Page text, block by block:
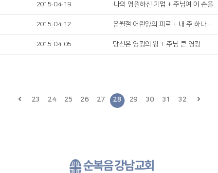
2015-04-19 나의 영원하신 기업 + 주님여 이 손을
2015-04-12 유월절 어린양의 피로 + 내 주 하나님 넓고 큰 은혜는
2015-04-05 당신은 영광의 왕 + 주님 큰 영광 받으소서
23 24 25 26 27 28 29 30 31 32